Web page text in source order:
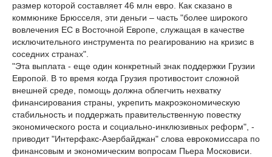
размер которой составляет 46 млн евро. Как сказано в
коммюнике Брюсселя, эти деньги – часть "более широкого
вовлечения ЕС в Восточной Европе, служащая в качестве
исключительного инструмента по реагированию на кризис в
соседних странах".
"Эта выплата - еще один конкретный знак поддержки Грузии
Европой. В то время когда Грузия противостоит сложной
внешней среде, помощь должна облегчить нехватку
финансирования страны, укрепить макроэкономическую
стабильность и поддержать правительственную повестку
экономического роста и социально-инклюзивных реформ", -
приводит "Интерфакс-Азербайджан" слова еврокомиссара по
финансовым и экономическим вопросам Пьера Московиси.